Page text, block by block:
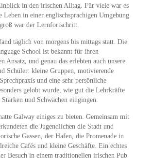
in den irischen Alltag. Für viele war es
Leben in einer englischsprachigen Umgebung
war der Lernfortschritt.
täglich von morgens bis mittags statt. Die
School ist bekannt für ihren
Ansatz, und genau das erlebten auch unsere
Schüler: kleine Gruppen, motivierende
und eine sehr persönliche
gelobt wurde, wie gut die Lehrkräfte
und Schwächen eingingen.
Galway einiges zu bieten. Gemeinsam mit
die Jugendlichen die Stadt und
Gassen, der Hafen, die Promenade in
Cafés und kleine Geschäfte. Ein echtes
Besuch in einem traditionellen irischen Pub